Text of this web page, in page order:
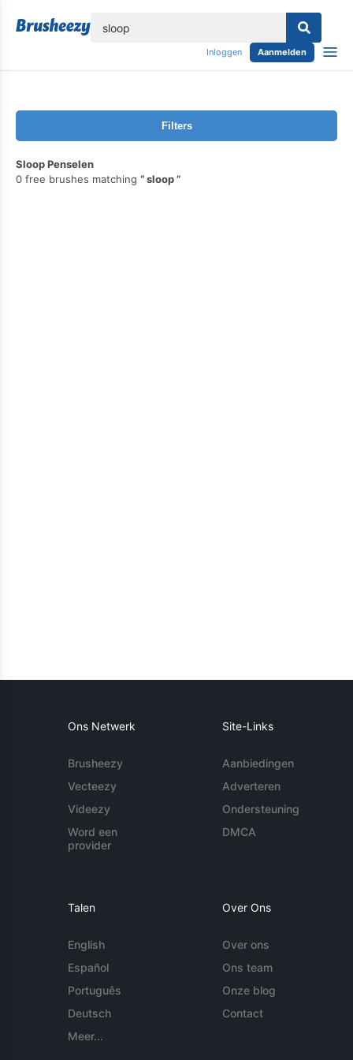
Inloggen Aanmelden
Filters
Sloop Penselen
0 free brushes matching
sloop
Ons Netwerk
Brusheezy
Vecteezy
Videezy
Word een
provider
Site-Links
Aanbiedingen
Adverteren
Ondersteuning
DMCA
Talen
English
Español
Português
Deutsch
Meer...
Over Ons
Over ons
Ons team
Onze blog
Contact